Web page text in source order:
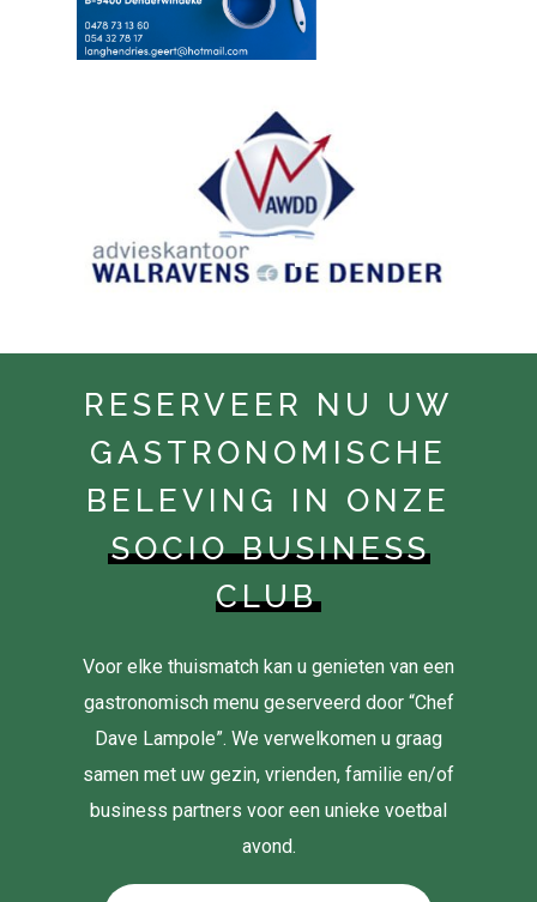
RESERVEER NU UW
GASTRONOMISCHE
BELEVING IN ONZE
SOCIO BUSINESS
CLUB
Voor elke thuismatch kan u genieten van een
gastronomisch menu geserveerd door “Chef
Dave Lampole”. We verwelkomen u graag
samen met uw gezin, vrienden, familie en/of
business partners voor een unieke voetbal
avond.